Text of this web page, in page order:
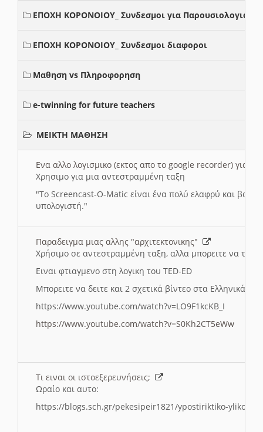
ΕΠΟΧΗ ΚΟΡΟΝΟΙΟΥ_ Συνδεσμοι για Παρουσιολογια
ΕΠΟΧΗ ΚΟΡΟΝΟΙΟΥ_ Συνδεσμοι διαφοροι
Μαθηση vs Πληροφορηση
e-twinning for future teachers
ΜΕΙΚΤΗ ΜΑΘΗΣΗ
Ενα αλλο λογισμικο (εκτος απο το google recorder) για
Χρησιμο για μια αντεστραμμένη ταξη
"To Screencast-O-Matic είναι ένα πολύ ελαφρύ και
υπολογιστή."
Παραδειγμα μιας αλλης "αρχιτεκτονικης"
Χρήσιμο σε αντεστραμμένη ταξη, αλλα μπορειτε να το
Ειναι φτιαγμενο στη λογικη του TED-ED
Μπορειτε να δειτε και 2 σχετικά βίντεο στα Ελληνικά:
https://www.youtube.com/watch?v=LO9F1kcKB_I
https://www.youtube.com/watch?v=S0Kh2CT5eWw
Τι ειναι οι ιστοεξερευνήσεις;
Ωραίο και αυτο:
https://blogs.sch.gr/pekesipeir1821/ypostiriktiko-yliko/